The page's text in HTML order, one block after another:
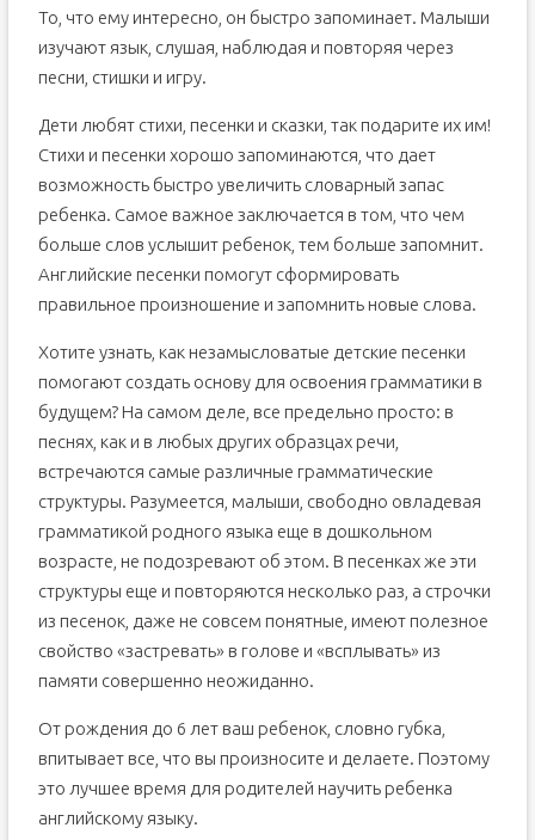
То, что ему интересно, он быстро запоминает. Малыши
изучают язык, слушая, наблюдая и повторяя через
песни, стишки и игру.
Дети любят стихи, песенки и сказки, так подарите их им!
Стихи и песенки хорошо запоминаются, что дает
возможность быстро увеличить словарный запас
ребенка. Самое важное заключается в том, что чем
больше слов услышит ребенок, тем больше запомнит.
Английские песенки помогут сформировать
правильное произношение и запомнить новые слова.
Хотите узнать, как незамысловатые детские песенки
помогают создать основу для освоения грамматики в
будущем? На самом деле, все предельно просто: в
песнях, как и в любых других образцах речи,
встречаются самые различные грамматические
структуры. Разумеется, малыши, свободно овладевая
грамматикой родного языка еще в дошкольном
возрасте, не подозревают об этом. В песенках же эти
структуры еще и повторяются несколько раз, а строчки
из песенок, даже не совсем понятные, имеют полезное
свойство «застревать» в голове и «всплывать» из
памяти совершенно неожиданно.
От рождения до 6 лет ваш ребенок, словно губка,
впитывает все, что вы произносите и делаете. Поэтому
это лучшее время для родителей научить ребенка
английскому языку.